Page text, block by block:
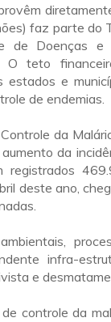
faz parte do
de Doenças e
O teto
estados e
de endemias.
da
da
registrados
deste ano,
infra-
e
controle da